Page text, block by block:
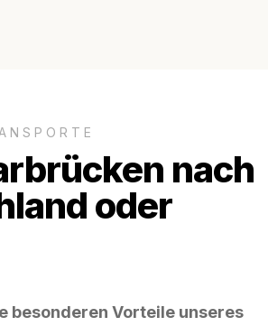
nach
oder
besonderen Vorteile unseres